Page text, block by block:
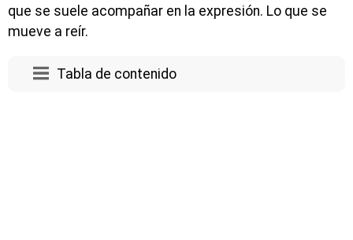
que se suele acompañar en la expresión. Lo que se
mueve a reír.
Tabla de contenido